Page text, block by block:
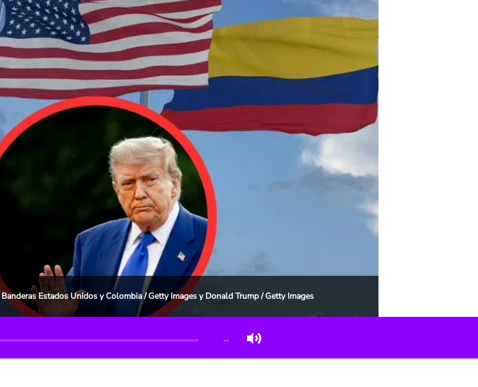
Banderas Estados Unidos y Colombia / Getty Images y Donald Trump / Getty Images
…